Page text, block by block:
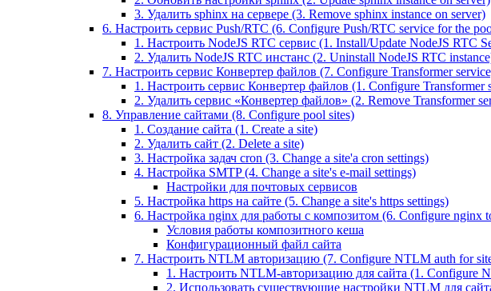
3. Удалить sphinx на сервере (3. Remove sphinx instance on server)
6. Настроить сервис Push/RTC (6. Configure Push/RTC service for the
1. Настроить NodeJS RTC сервис (1. Install/Update NodeJS RTC
2. Удалить NodeJS RTC инстанс (2. Uninstall NodeJS RTC
7. Настроить сервис Конвертер файлов (7. Configure Transformer
1. Настроить сервис Конвертер файлов (1. Configure Transformer
2. Удалить сервис «Конвертер файлов» (2. Remove Transformer
8. Управление сайтами (8. Configure pool sites)
1. Создание сайта (1. Create a site)
2. Удалить сайт (2. Delete a site)
3. Настройка задач cron (3. Change a site'a cron settings)
4. Настройка SMTP (4. Change a site's e-mail settings)
Настройки для почтовых сервисов
5. Настройка https на сайте (5. Change a site's https settings)
6. Настройка nginx для работы с композитом (6. Configure nginx
Условия работы композитного кеша
Конфигурационный файл сайта
7. Настроить NTLM авторизацию (7. Configure NTLM auth for
1. Настроить NTLM-авторизацию для сайта (1. Configure
2. Использовать существующие настройки NTLM для